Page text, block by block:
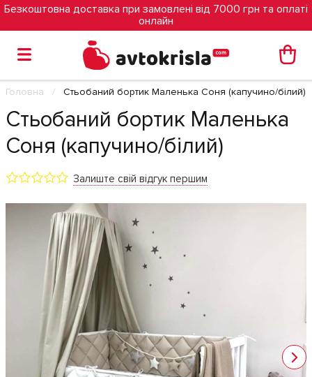
Безкоштовна доставка при замовлені від 7000 грн та оплаті
онлайн
Головна Стьобаний бортик Маленька Соня (капучино/білий)
Стьобаний бортик Маленька
Соня (капучино/білий)
Залиште свій відгук першим